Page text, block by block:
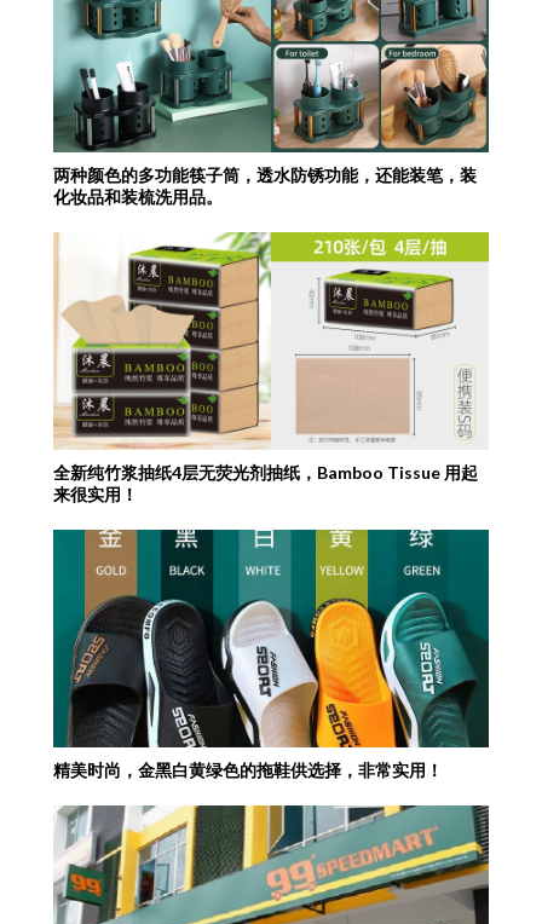
两种颜色的多功能筷子筒，透水防锈功能，还能装笔，装
化妆品和装梳洗用品。
全新纯竹浆抽纸4层无荧光剂抽纸，Bamboo Tissue 用起
来很实用！
精美时尚，金黑白黄绿色的拖鞋供选择，非常实用！